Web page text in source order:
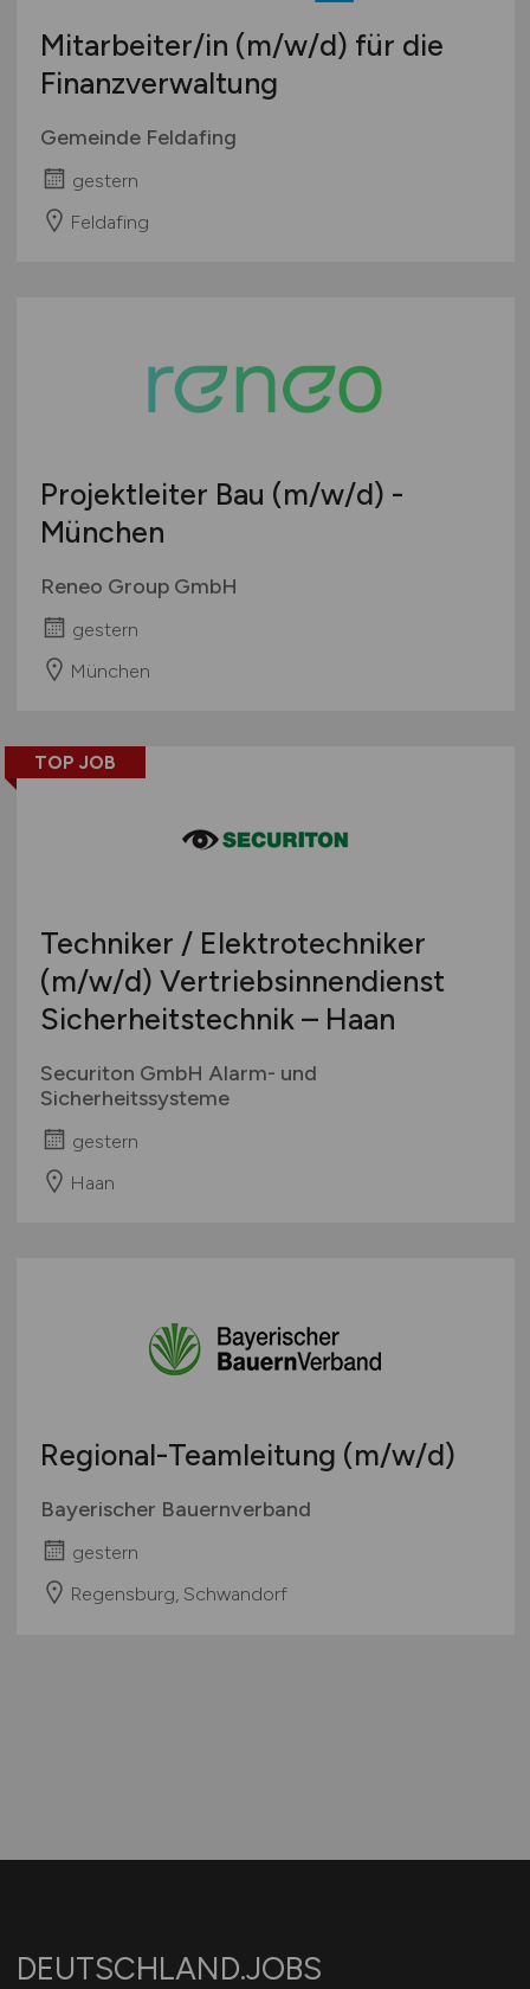
Mitarbeiter/in (m/w/d) für die
Finanzverwaltung
Gemeinde Feldafing
gestern
Feldafing
Projektleiter Bau (m/w/d) -
München
Reneo Group GmbH
gestern
München
TOP JOB
Techniker / Elektrotechniker
(m/w/d) Vertriebsinnendienst
Sicherheitstechnik – Haan
Securiton GmbH Alarm- und
Sicherheitssysteme
gestern
Haan
Regional-Teamleitung (m/w/d)
Bayerischer Bauernverband
gestern
Regensburg, Schwandorf
DEUTSCHLAND.JOBS